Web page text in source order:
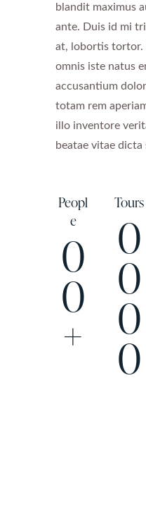
blandit maximus
ante. Duis id mi
at, lobortis tortor.
omnis iste natus
accusantium
totam rem
illo inventore
beatae vitae dicta
Peopl
e
0
0
+
Tours
0
0
0
0